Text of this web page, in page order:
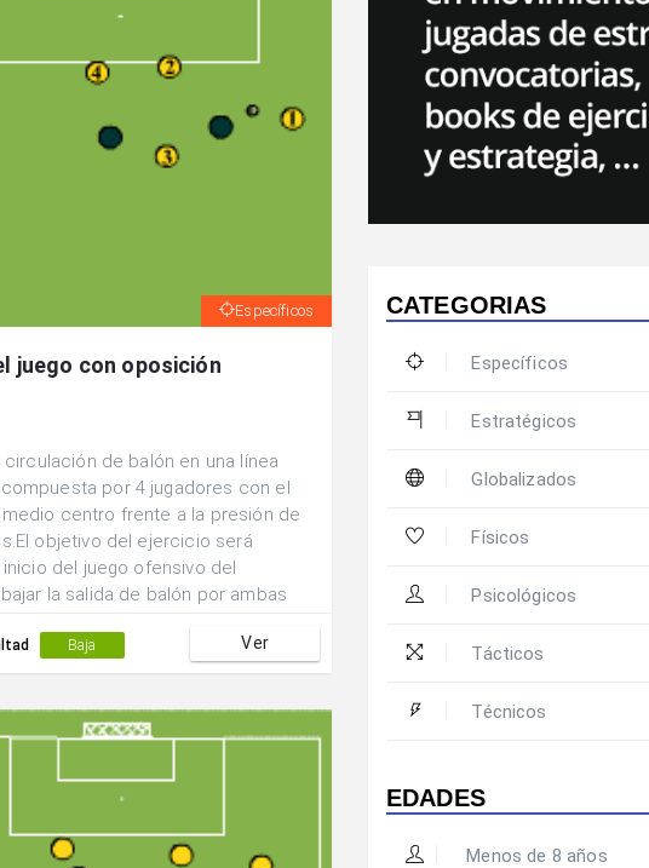
Específicos
juego con oposición
circulación de balón en una línea
por 4 jugadores con el
centro frente a la presión de
objetivo del ejercicio será
del juego ofensivo del
la salida de balón por ambas
del medio centro del equipo.Iniciar
pasiva.
Baja Ver
CATEGORIAS
Específicos
Estratégicos
Globalizados
Físicos
Psicológicos
Tácticos
Técnicos
EDADES
Menos de 8 años